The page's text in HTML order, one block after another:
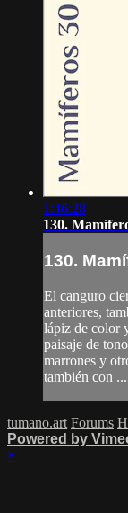
1:46:28
130.
130.
El canguro
anteriores,
lápiz de color
paisaje de
marrones y
también con ...
tumano.art Forums
Powered by
×